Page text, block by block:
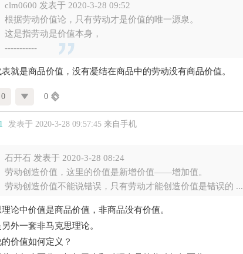
clm0600 发表于 2020-3-28 09:52
根据劳动价值论，只有劳动才是价值的唯一源泉。
这是指劳动是价值本身，
-----------
就是商品价值，没有凝结在商品中的劳动没有商品价值。
0
发表于 2020-3-28 09:57:45 来自手机
石开石 发表于 2020-3-28 08:24
劳动创造价值，这里的价值是新增价值——增加值。
劳动创造价值不能说错误，只有劳动才能创造价值是错误的 ...
论中价值是商品价值，非商品没有价值。
外一套非马克思理论。
价值如何定义？